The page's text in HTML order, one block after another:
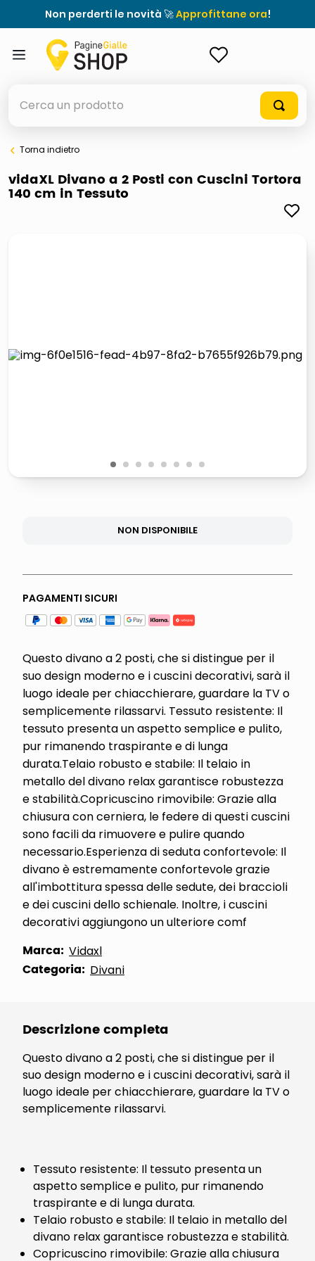
Non perderti le novità 🚀Approfittane ora!
elenchi telefonici
orologio parete
Torna indietro
vidaXL Divano a 2 Posti con Cuscini Tortora
140 cm in Tessuto
1 2 3 4 5 6 7 8
NON DISPONIBILE
PAGAMENTI SICURI
Questo divano a 2 posti, che si distingue per il
suo design moderno e i cuscini decorativi, sarà il
luogo ideale per chiacchierare, guardare la TV o
semplicemente rilassarvi. Tessuto resistente: Il
tessuto presenta un aspetto semplice e pulito,
pur rimanendo traspirante e di lunga
durata.Telaio robusto e stabile: Il telaio in
metallo del divano relax garantisce robustezza
e stabilità.Copricuscino rimovibile: Grazie alla
chiusura con cerniera, le federe di questi cuscini
sono facili da rimuovere e pulire quando
necessario.Esperienza di seduta confortevole: Il
divano è estremamente confortevole grazie
all'imbottitura spessa delle sedute, dei braccioli
e dei cuscini dello schienale. Inoltre, i cuscini
decorativi aggiungono un ulteriore comf
Marca: Vidaxl
Categoria: Divani
Descrizione completa
Questo divano a 2 posti, che si distingue per il
suo design moderno e i cuscini decorativi, sarà il
luogo ideale per chiacchierare, guardare la TV o
semplicemente rilassarvi.
Tessuto resistente: Il tessuto presenta un
aspetto semplice e pulito, pur rimanendo
traspirante e di lunga durata.
Telaio robusto e stabile: Il telaio in metallo del
divano relax garantisce robustezza e stabilità.
Copricuscino rimovibile: Grazie alla chiusura